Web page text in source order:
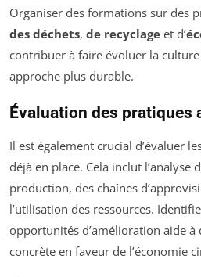
Organiser des formations sur des
des déchets, de recyclage et d’
contribuer à faire évoluer la culture
approche plus durable.
Évaluation des pratiques
Il est également crucial d’évaluer
déjà en place. Cela inclut l’analyse
production, des chaînes
l’utilisation des ressources.
opportunités d’amélioration aide
concrète en faveur de l’économie